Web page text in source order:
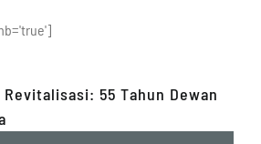
55 Tahun Dewan